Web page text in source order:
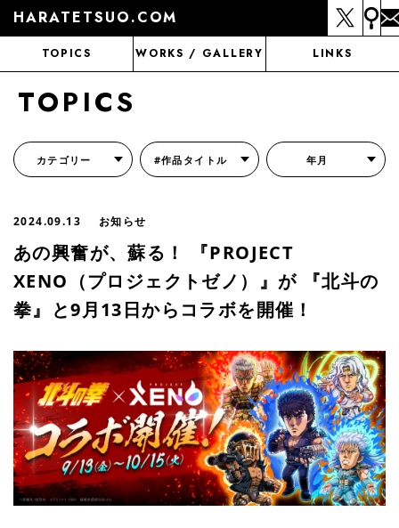
HARATETSUO.COM
TOPICS WORKS / GALLERY LINKS
TOPICS
カテゴリー #作品タイトル 年月
2024.09.13 お知らせ
あの興奮が、蘇る！ 『PROJECT
XENO（プロジェクトゼノ）』が 『北斗の
拳』と9月13日からコラボを開催！